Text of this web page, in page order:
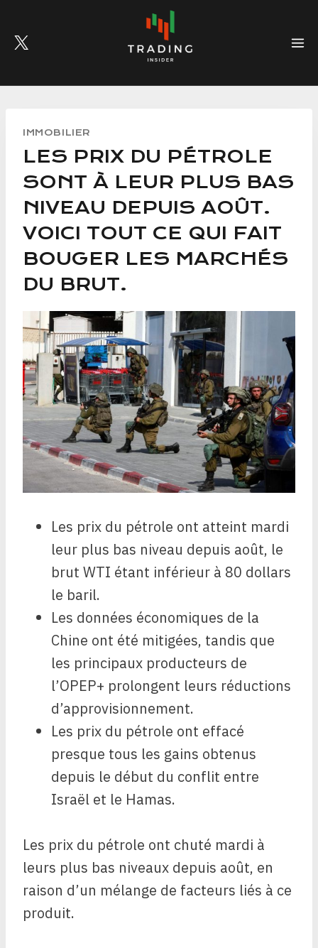
content
IMMOBILIER
LES PRIX DU PÉTROLE
SONT À LEUR PLUS BAS
NIVEAU DEPUIS AOÛT.
VOICI TOUT CE QUI FAIT
BOUGER LES MARCHÉS
DU BRUT.
Les prix du pétrole ont atteint mardi
leur plus bas niveau depuis août, le
brut WTI étant inférieur à 80 dollars
le baril.
Les données économiques de la
Chine ont été mitigées, tandis que
les principaux producteurs de
l’OPEP+ prolongent leurs réductions
d’approvisionnement.
Les prix du pétrole ont effacé
presque tous les gains obtenus
depuis le début du conflit entre
Israël et le Hamas.
Les prix du pétrole ont chuté mardi à
leurs plus bas niveaux depuis août, en
raison d’un mélange de facteurs liés à ce
produit.